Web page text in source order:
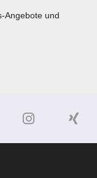
Angebote und